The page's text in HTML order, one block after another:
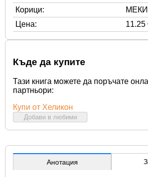
Корици:
МЕКИ
Цена:
11.25
Къде да купите
Тази книга можете да поръчате
партньори:
Купи от Хеликон
Добави в любими
Анотация